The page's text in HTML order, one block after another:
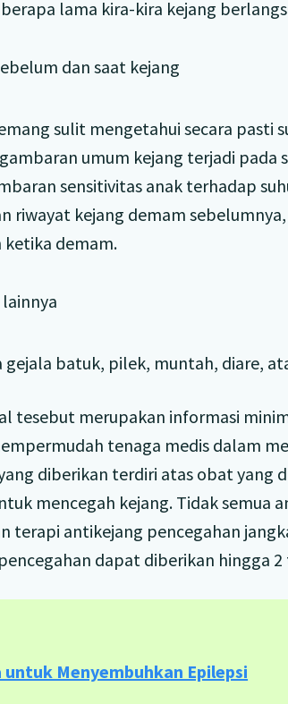
lama kira-kira kejang
dan saat kejang
sulit mengetahui secara pasti
umum kejang terjadi pada
sensitivitas anak terhadap
riwayat kejang demam
ketika demam.
lainnya
gejala batuk, pilek, muntah, diare,
tesebut merupakan informasi
tenaga medis dalam
diberikan terdiri atas obat yang
mencegah kejang. Tidak semua
terapi antikejang pencegahan
dapat diberikan hingga
untuk Menyembuhkan Epilepsi